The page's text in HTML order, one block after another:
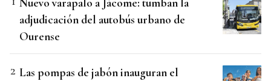
Nuevo varapalo a Jácome: tumban la
adjudicación del autobús urbano de
Ourense
Las pompas de jabón inauguran el